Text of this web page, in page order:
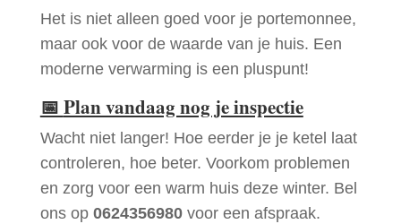
Het is niet alleen goed voor je portemonnee,
maar ook voor de waarde van je huis. Een
moderne verwarming is een pluspunt!
📅 Plan vandaag nog je inspectie
Wacht niet langer! Hoe eerder je je ketel laat
controleren, hoe beter. Voorkom problemen
en zorg voor een warm huis deze winter. Bel
ons op 0624356980voor een afspraak.